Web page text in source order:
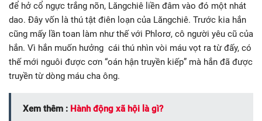
để hở cổ ngực trắng nõn, Lăngchiê liền đâm vào đó một nhát
dao. Đây vốn là thú tật điên loạn của Lăngchiê. Trước kia hắn
cũng mấy lần toan làm như thế với Phlorơ, cô người yêu cũ của
hắn. Vì hắn muốn hưởng cái thú nhìn vòi máu vọt ra từ đấy, có
thế mới nguôi được cơn “oán hận truyền kiếp” mà hắn đã được
truyền từ dòng máu cha ông.
Xem thêm : Hành động xã hội là gì?